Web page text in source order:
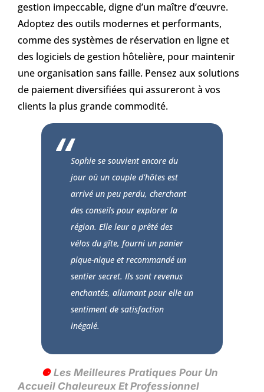
gestion impeccable, digne d’un maître d’œuvre.
Adoptez des outils modernes et performants,
comme des systèmes de réservation en ligne et
des logiciels de gestion hôtelière, pour maintenir
une organisation sans faille. Pensez aux solutions
de paiement diversifiées qui assureront à vos
clients la plus grande commodité.
Sophie se souvient encore du
jour où un couple d’hôtes est
arrivé un peu perdu, cherchant
des conseils pour explorer la
région. Elle leur a prêté des
vélos du gîte, fourni un panier
pique-nique et recommandé un
sentier secret. Ils sont revenus
enchantés, allumant pour elle un
sentiment de satisfaction
inégalé.
Les Meilleures Pratiques Pour Un
Accueil Chaleureux Et Professionnel